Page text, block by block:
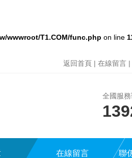
wwwroot/T1.COM/func.php on line
返回首頁 | 在線留言 |
全國服務
在線留言 聯